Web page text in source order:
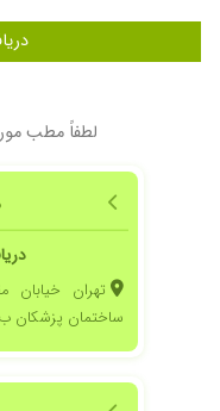
لطفاً مطب
تهران
ساختمان پزشکان